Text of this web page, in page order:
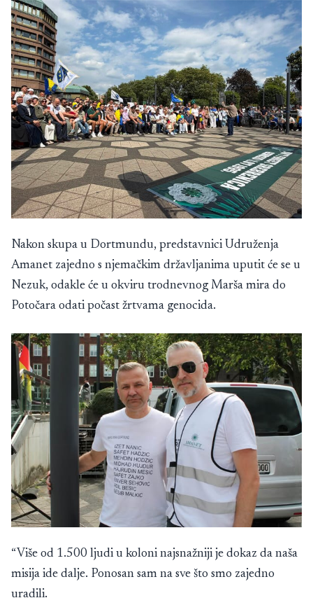
Nakon skupa u Dortmundu, predstavnici Udruženja
Amanet zajedno s njemačkim državljanima uputit će se u
Nezuk, odakle će u okviru trodnevnog Marša mira do
Potočara odati počast žrtvama genocida.
“Više od 1.500 ljudi u koloni najsnažniji je dokaz da naša
misija ide dalje. Ponosan sam na sve što smo zajedno
uradili.